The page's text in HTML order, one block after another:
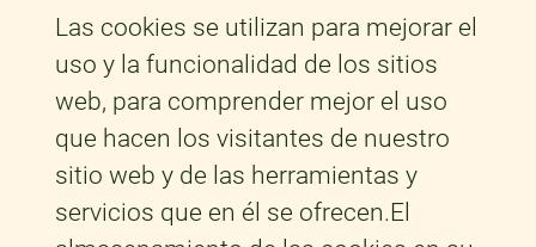
Las cookies se utilizan para mejorar el
uso y la funcionalidad de los sitios
web, para comprender mejor el uso
que hacen los visitantes de nuestro
sitio web y de las herramientas y
servicios que en él se ofrecen.El